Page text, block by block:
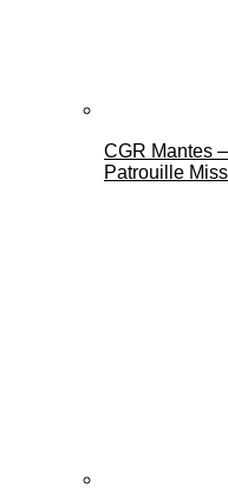
CGR Mantes
Patrouille